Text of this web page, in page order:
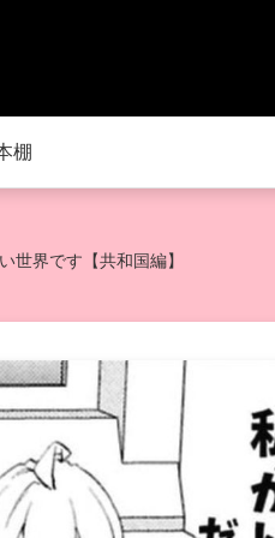
棚
世界です【共和国編】